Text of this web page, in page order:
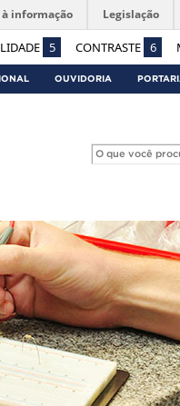
5 CONTRASTE 6
à informação Legislação
OUVIDORIA